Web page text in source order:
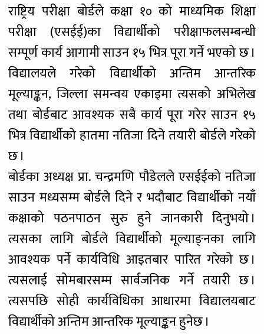
राष्ट्रिय परीक्षा बोर्डले कक्षा १० को माध्यमिक शिक्षा
परीक्षा (एसईई)का विद्यार्थीको परीक्षाफलसम्बन्धी
सम्पूर्ण कार्य आगामी साउन १५ भित्र पूरा गर्ने भएको छ ।
विद्यालयले गरेको विद्यार्थीको अन्तिम आन्तरिक
मूल्याङ्कन, जिल्ला समन्वय एकाइमा त्यसको अभिलेख
तथा बोर्डबाट आवश्यक सबै कार्य पूरा गरेर साउन १५
भित्र विद्यार्थीको हातमा नतिजा दिने तयारी बोर्डले गरेको
छ ।
बोर्डका अध्यक्ष प्रा. चन्द्रमणि पौडेलले एसईईको नतिजा
साउन मध्यसम्म बोर्डले दिने र भदौबाट विद्यार्थीको नयाँ
कक्षाको पठनपाठन सुरु हुने जानकारी दिनुभयो ।
त्यसका लागि बोर्डले विद्यार्थीको मूल्याङ्नका लागि
आवश्यक पर्ने कार्यविधि आइतबार पारित गरेको छ ।
त्यसलाई सोमबारसम्म सार्वजनिक गर्ने तयारी छ ।
त्यसपछि सोही कार्यविधिका आधारमा विद्यालयबाट
विद्यार्थीको अन्तिम आन्तरिक मूल्याङ्कन हुनेछ ।